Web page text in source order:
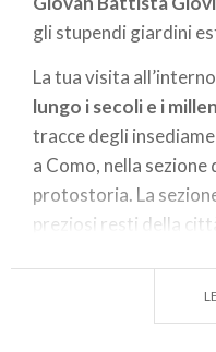
gli stupendi giardini
La tua visita
lungo i secoli e i
tracce degli
a Como, nella
protostoria. La
preziosi resti della